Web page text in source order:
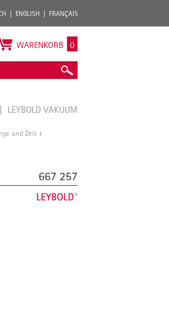
ENGLISH FRANÇAIS
WARENKORB 0
LEYBOLD VAKUUM
und Zeit /
667 257